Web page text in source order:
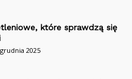
które sprawdzą się
2025